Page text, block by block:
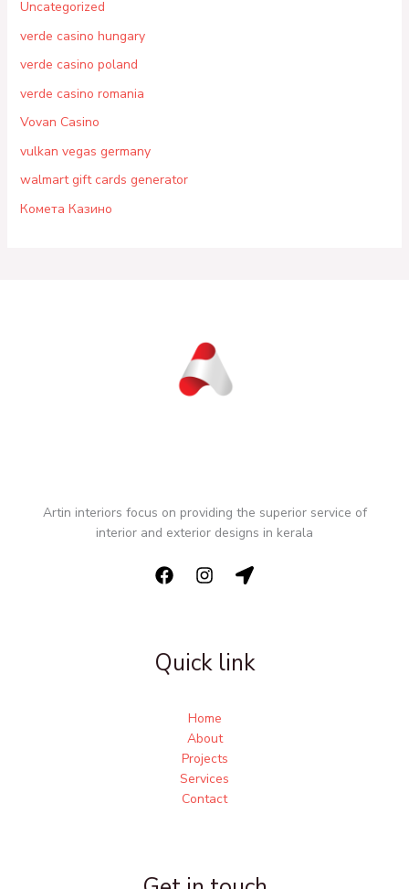
Uncategorized
verde casino hungary
verde casino poland
verde casino romania
Vovan Casino
vulkan vegas germany
walmart gift cards generator
Комета Казино
Artin interiors focus on providing the superior service of
interior and exterior designs in kerala
Quick link
Home
About
Projects
Services
Contact